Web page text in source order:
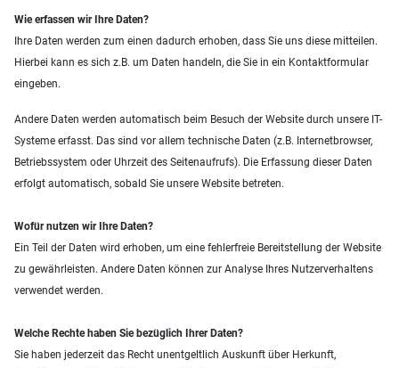
Wie erfassen wir Ihre Daten?
Ihre Daten werden zum einen dadurch erhoben, dass Sie uns diese mitteilen.
Hierbei kann es sich z.B. um Daten handeln, die Sie in ein Kontaktformular
eingeben.
Andere Daten werden automatisch beim Besuch der Website durch unsere IT-
Systeme erfasst. Das sind vor allem technische Daten (z.B. Internetbrowser,
Betriebssystem oder Uhrzeit des Seitenaufrufs). Die Erfassung dieser Daten
erfolgt automatisch, sobald Sie unsere Website betreten.
Wofür nutzen wir Ihre Daten?
Ein Teil der Daten wird erhoben, um eine fehlerfreie Bereitstellung der Website
zu gewährleisten. Andere Daten können zur Analyse Ihres Nutzerverhaltens
verwendet werden.
Welche Rechte haben Sie bezüglich Ihrer Daten?
Sie haben jederzeit das Recht unentgeltlich Auskunft über Herkunft,